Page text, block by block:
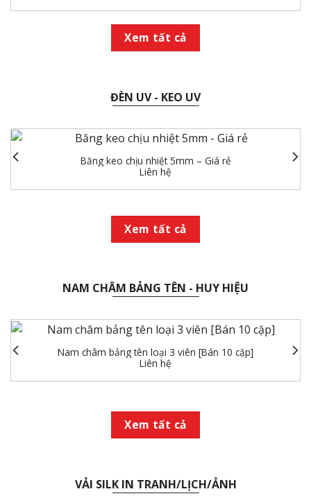
Xem tất cả
ĐÈN UV - KEO UV
Băng keo chịu nhiệt 5mm – Giá rẻ
Liên hệ
Xem tất cả
NAM CHÂM BẢNG TÊN - HUY HIỆU
Nam châm bảng tên loại 3 viên [Bán 10 cặp]
Liên hệ
Xem tất cả
VẢI SILK IN TRANH/LỊCH/ẢNH